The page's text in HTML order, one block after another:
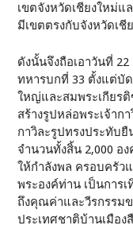
เขตจังหวัดเชียงใหม่แ
มีเขตตรงกับจังหวัดเชี
ดังนั้นจึงถือเอาวันที่
ทหารบกที่ 33 ตั้งแต่บั
ใหญ่และสมพระเกียรติ
สร้างรูปหล่อพระเจ้าก
กาวิละรูปทรงประทับยื
จำนวนทั้งสิ้น 2,000 อ
ให้กำลังพล ครอบครัว
พระองค์ท่าน เป็นการ
ถึงคุณค่าและวีรกรรม
ประเทศชาติบ้านเมือง